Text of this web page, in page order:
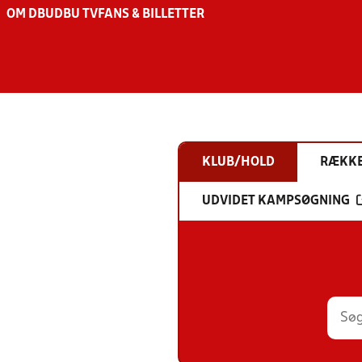
OM DBU DBU TV FANS & BILLETTER
KLUB/HOLD
UDVIDET KAMPSØGNING